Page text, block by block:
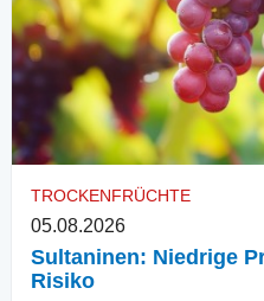
TROCKENFRÜCHTE
05.08.2026
Sultaninen: Niedrige
Risiko